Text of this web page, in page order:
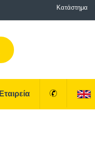
Κατάστημα
Εταιρεία